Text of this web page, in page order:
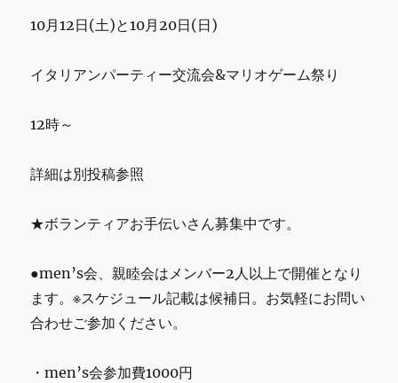
10月12日(土)と10月20日(日)
イタリアンパーティー交流会&マリオゲーム祭り
12時～
詳細は別投稿参照
★ボランティアお手伝いさん募集中です。
●men’s会、親睦会はメンバー2人以上で開催となり
ます。※スケジュール記載は候補日。お気軽にお問い
合わせご参加ください。
・men’s会参加費1000円